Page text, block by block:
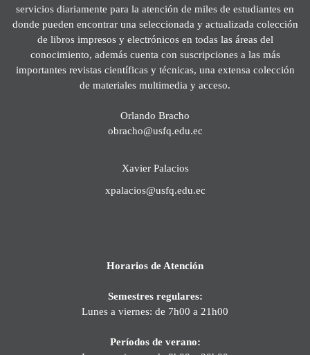
servicios diariamente para la atención de miles de estudiantes en
donde pueden encontrar una seleccionada y actualizada colección
de libros impresos y electrónicos en todas las áreas del
conocimiento, además cuenta con suscripciones a las más
importantes revistas científicas y técnicas, una extensa colección
de materiales multimedia y acceso.
Orlando Bracho
obracho@usfq.edu.ec
Xavier Palacios
xpalacios@usfq.edu.ec
Horarios de Atención
Semestres regulares:
Lunes a viernes: de 7h00 a 21h00
Períodos de verano: